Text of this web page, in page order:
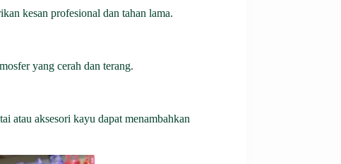
kesan profesional dan tahan lama.
yang cerah dan terang.
atau aksesori kayu dapat menambahkan